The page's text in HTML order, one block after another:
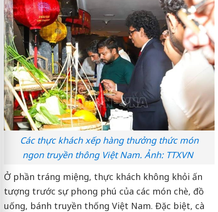
Các thực khách xếp hàng thưởng thức món
ngon truyền thông Việt Nam. Ảnh: TTXVN
Ở phần tráng miệng, thực khách không khỏi ấn
tượng trước sự phong phú của các món chè, đồ
uống, bánh truyền thống Việt Nam. Đặc biệt, cà